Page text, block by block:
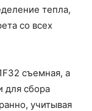
тепла,
со всех
съемная, а
для сбора
учитывая